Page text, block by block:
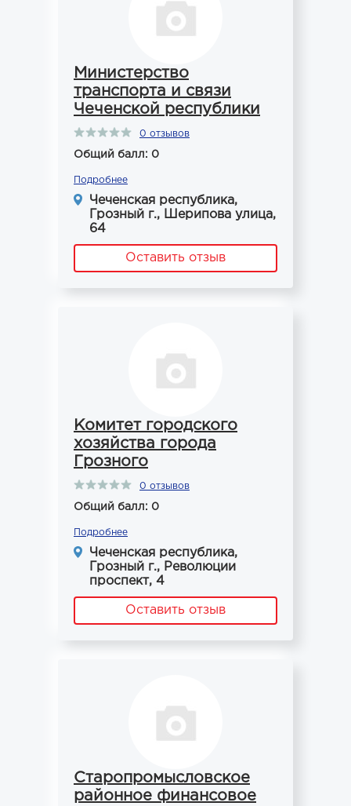
Министерство
транспорта и связи
Чеченской республики
0 отзывов
Общий балл: 0
Подробнее
Чеченская республика,
Грозный г., Шерипова улица,
64
Оставить отзыв
Комитет городского
хозяйства города
Грозного
0 отзывов
Общий балл: 0
Подробнее
Чеченская республика,
Грозный г., Революции
проспект, 4
Оставить отзыв
Старопромысловское
районное финансовое